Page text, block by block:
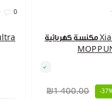
0
مكنسة كهربائية Xiaomi MI ROBOT
MOP P
₪1 400.00 -